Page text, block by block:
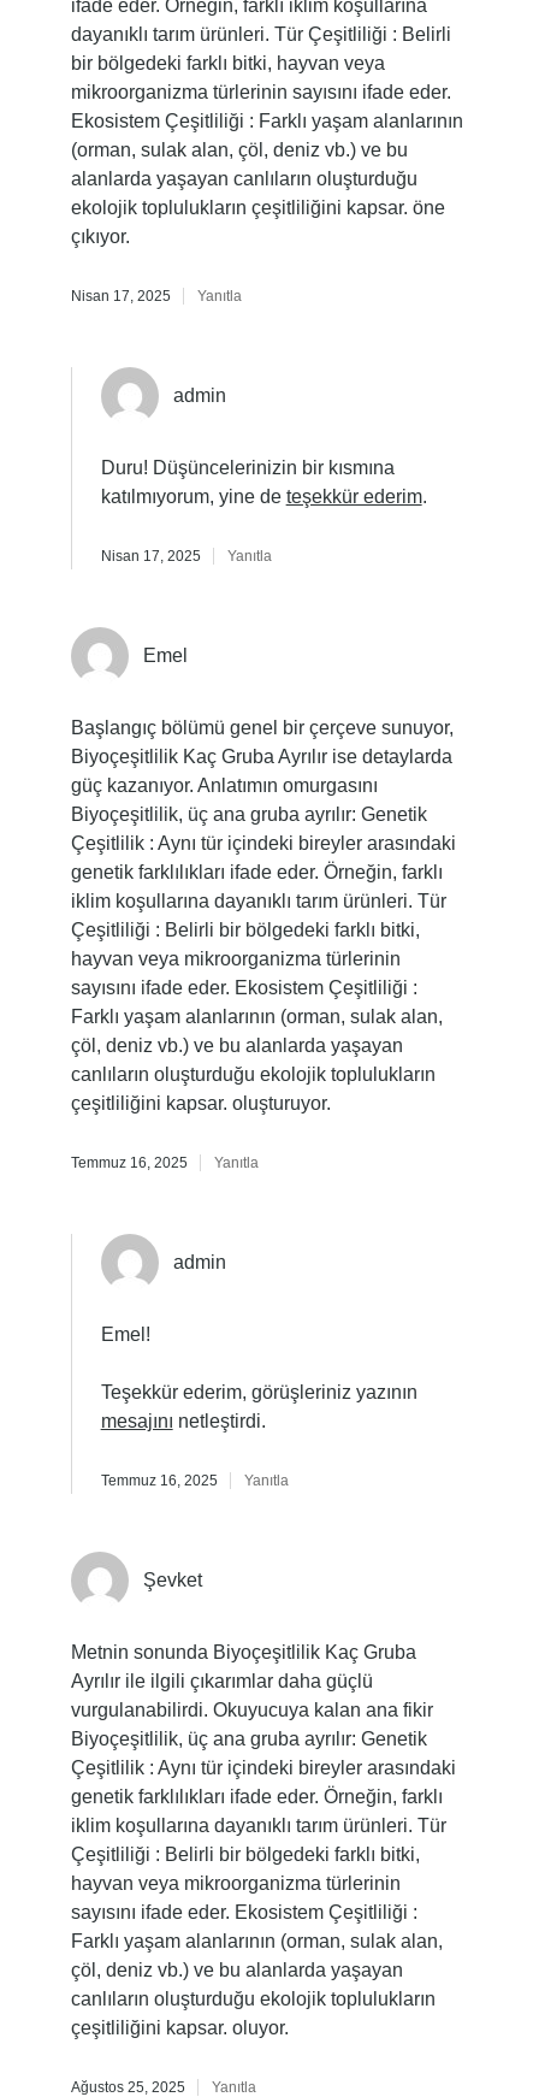
ifade eder. Örneğin, farklı iklim koşullarına
dayanıklı tarım ürünleri. Tür Çeşitliliği : Belirli
bir bölgedeki farklı bitki, hayvan veya
mikroorganizma türlerinin sayısını ifade eder.
Ekosistem Çeşitliliği : Farklı yaşam alanlarının
(orman, sulak alan, çöl, deniz vb.) ve bu
alanlarda yaşayan canlıların oluşturduğu
ekolojik toplulukların çeşitliliğini kapsar. öne
çıkıyor.
Nisan 17, 2025 Yanıtla
admin
Duru! Düşüncelerinizin bir kısmına
katılmıyorum, yine de teşekkür ederim.
Nisan 17, 2025 Yanıtla
Emel
Başlangıç bölümü genel bir çerçeve sunuyor,
Biyoçeşitlilik Kaç Gruba Ayrılır ise detaylarda
güç kazanıyor. Anlatımın omurgasını
Biyoçeşitlilik, üç ana gruba ayrılır: Genetik
Çeşitlilik : Aynı tür içindeki bireyler arasındaki
genetik farklılıkları ifade eder. Örneğin, farklı
iklim koşullarına dayanıklı tarım ürünleri. Tür
Çeşitliliği : Belirli bir bölgedeki farklı bitki,
hayvan veya mikroorganizma türlerinin
sayısını ifade eder. Ekosistem Çeşitliliği :
Farklı yaşam alanlarının (orman, sulak alan,
çöl, deniz vb.) ve bu alanlarda yaşayan
canlıların oluşturduğu ekolojik toplulukların
çeşitliliğini kapsar. oluşturuyor.
Temmuz 16, 2025 Yanıtla
admin
Emel!
Teşekkür ederim, görüşleriniz yazının
mesajını netleştirdi.
Temmuz 16, 2025 Yanıtla
Şevket
Metnin sonunda Biyoçeşitlilik Kaç Gruba
Ayrılır ile ilgili çıkarımlar daha güçlü
vurgulanabilirdi. Okuyucuya kalan ana fikir
Biyoçeşitlilik, üç ana gruba ayrılır: Genetik
Çeşitlilik : Aynı tür içindeki bireyler arasındaki
genetik farklılıkları ifade eder. Örneğin, farklı
iklim koşullarına dayanıklı tarım ürünleri. Tür
Çeşitliliği : Belirli bir bölgedeki farklı bitki,
hayvan veya mikroorganizma türlerinin
sayısını ifade eder. Ekosistem Çeşitliliği :
Farklı yaşam alanlarının (orman, sulak alan,
çöl, deniz vb.) ve bu alanlarda yaşayan
canlıların oluşturduğu ekolojik toplulukların
çeşitliliğini kapsar. oluyor.
Ağustos 25, 2025 Yanıtla